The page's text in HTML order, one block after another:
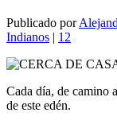
Publicado por
Indianos | 12
Cada día, de camino
de este edén.